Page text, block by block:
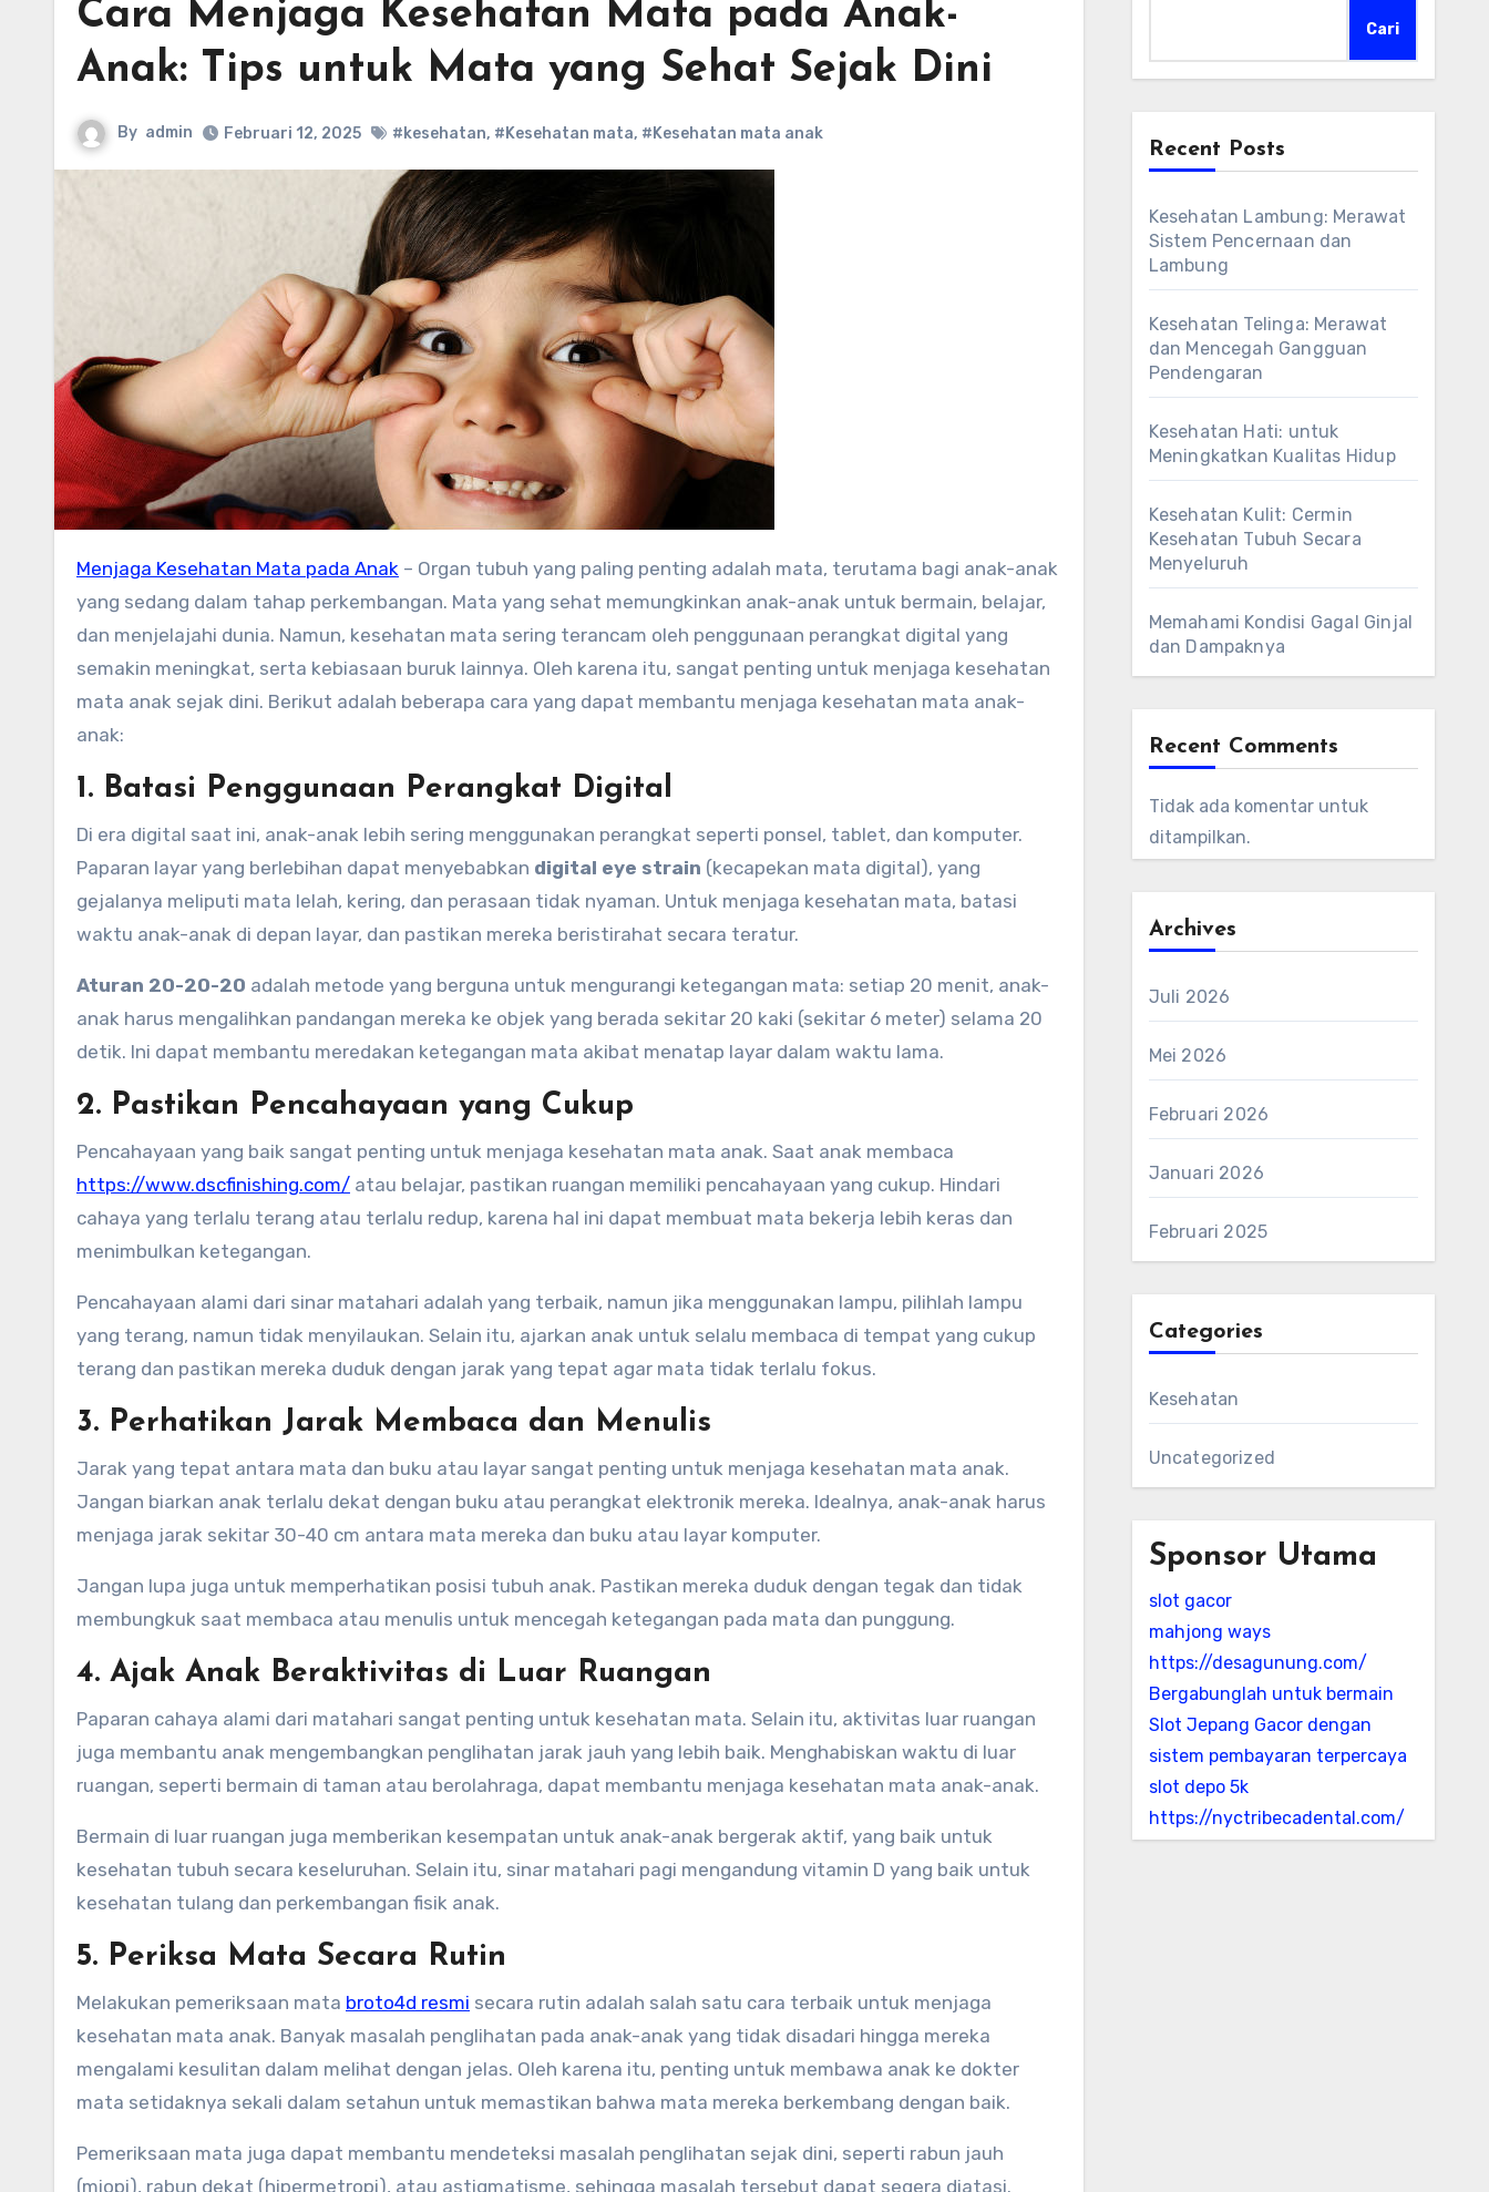
Cara Menjaga Kesehatan Mata pada Anak-
Anak: Tips untuk Mata yang Sehat Sejak Dini
By admin Februari 12, 2025 #kesehatan, #Kesehatan mata, #Kesehatan mata anak
Menjaga Kesehatan Mata pada Anak – Organ tubuh yang paling penting adalah mata, terutama bagi anak-anak
yang sedang dalam tahap perkembangan. Mata yang sehat memungkinkan anak-anak untuk bermain, belajar,
dan menjelajahi dunia. Namun, kesehatan mata sering terancam oleh penggunaan perangkat digital yang
semakin meningkat, serta kebiasaan buruk lainnya. Oleh karena itu, sangat penting untuk menjaga kesehatan
mata anak sejak dini. Berikut adalah beberapa cara yang dapat membantu menjaga kesehatan mata anak-
anak:
1. Batasi Penggunaan Perangkat Digital
Di era digital saat ini, anak-anak lebih sering menggunakan perangkat seperti ponsel, tablet, dan komputer.
Paparan layar yang berlebihan dapat menyebabkan digital eye strain (kecapekan mata digital), yang
gejalanya meliputi mata lelah, kering, dan perasaan tidak nyaman. Untuk menjaga kesehatan mata, batasi
waktu anak-anak di depan layar, dan pastikan mereka beristirahat secara teratur.
Aturan 20-20-20 adalah metode yang berguna untuk mengurangi ketegangan mata: setiap 20 menit, anak-
anak harus mengalihkan pandangan mereka ke objek yang berada sekitar 20 kaki (sekitar 6 meter) selama 20
detik. Ini dapat membantu meredakan ketegangan mata akibat menatap layar dalam waktu lama.
2. Pastikan Pencahayaan yang Cukup
Pencahayaan yang baik sangat penting untuk menjaga kesehatan mata anak. Saat anak membaca
https://www.dscfinishing.com/ atau belajar, pastikan ruangan memiliki pencahayaan yang cukup. Hindari
cahaya yang terlalu terang atau terlalu redup, karena hal ini dapat membuat mata bekerja lebih keras dan
menimbulkan ketegangan.
Pencahayaan alami dari sinar matahari adalah yang terbaik, namun jika menggunakan lampu, pilihlah lampu
yang terang, namun tidak menyilaukan. Selain itu, ajarkan anak untuk selalu membaca di tempat yang cukup
terang dan pastikan mereka duduk dengan jarak yang tepat agar mata tidak terlalu fokus.
3. Perhatikan Jarak Membaca dan Menulis
Jarak yang tepat antara mata dan buku atau layar sangat penting untuk menjaga kesehatan mata anak.
Jangan biarkan anak terlalu dekat dengan buku atau perangkat elektronik mereka. Idealnya, anak-anak harus
menjaga jarak sekitar 30-40 cm antara mata mereka dan buku atau layar komputer.
Jangan lupa juga untuk memperhatikan posisi tubuh anak. Pastikan mereka duduk dengan tegak dan tidak
membungkuk saat membaca atau menulis untuk mencegah ketegangan pada mata dan punggung.
4. Ajak Anak Beraktivitas di Luar Ruangan
Paparan cahaya alami dari matahari sangat penting untuk kesehatan mata. Selain itu, aktivitas luar ruangan
juga membantu anak mengembangkan penglihatan jarak jauh yang lebih baik. Menghabiskan waktu di luar
ruangan, seperti bermain di taman atau berolahraga, dapat membantu menjaga kesehatan mata anak-anak.
Bermain di luar ruangan juga memberikan kesempatan untuk anak-anak bergerak aktif, yang baik untuk
kesehatan tubuh secara keseluruhan. Selain itu, sinar matahari pagi mengandung vitamin D yang baik untuk
kesehatan tulang dan perkembangan fisik anak.
5. Periksa Mata Secara Rutin
Melakukan pemeriksaan mata broto4d resmi secara rutin adalah salah satu cara terbaik untuk menjaga
kesehatan mata anak. Banyak masalah penglihatan pada anak-anak yang tidak disadari hingga mereka
mengalami kesulitan dalam melihat dengan jelas. Oleh karena itu, penting untuk membawa anak ke dokter
mata setidaknya sekali dalam setahun untuk memastikan bahwa mata mereka berkembang dengan baik.
Pemeriksaan mata juga dapat membantu mendeteksi masalah penglihatan sejak dini, seperti rabun jauh
(miopi), rabun dekat (hipermetropi), atau astigmatisme, sehingga masalah tersebut dapat segera diatasi.
Cari
Recent Posts
Kesehatan Lambung: Merawat
Sistem Pencernaan dan
Lambung
Kesehatan Telinga: Merawat
dan Mencegah Gangguan
Pendengaran
Kesehatan Hati: untuk
Meningkatkan Kualitas Hidup
Kesehatan Kulit: Cermin
Kesehatan Tubuh Secara
Menyeluruh
Memahami Kondisi Gagal Ginjal
dan Dampaknya
Recent Comments
Tidak ada komentar untuk
ditampilkan.
Archives
Juli 2026
Mei 2026
Februari 2026
Januari 2026
Februari 2025
Categories
Kesehatan
Uncategorized
Sponsor Utama
slot gacor
mahjong ways
https://desagunung.com/
Bergabunglah untuk bermain
Slot Jepang Gacor dengan
sistem pembayaran terpercaya
slot depo 5k
https://nyctribecadental.com/